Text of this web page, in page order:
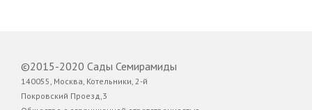
©2015-2020 Сады Семирамиды
140055, Москва, Котельники, 2-й
Покровский Проезд,3